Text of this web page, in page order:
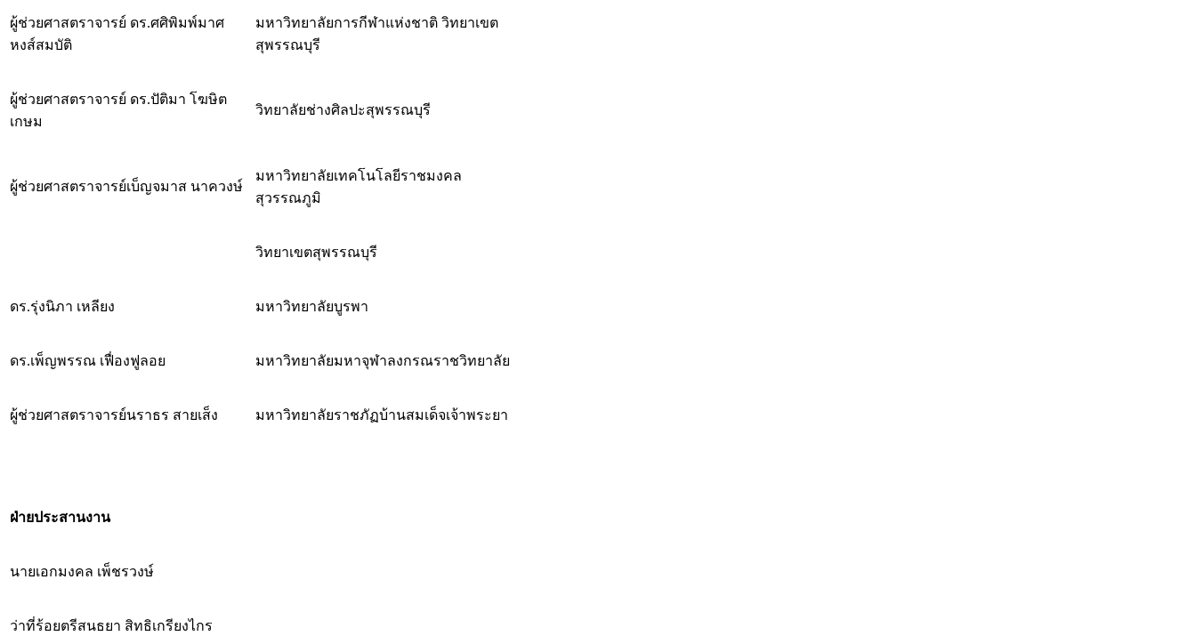
ผู้ช่วยศาสตราจารย์ ดร.ศศิพิมพ์มาศ
หงส์สมบัติ
มหาวิทยาลัยการกีฬาแห่งชาติ วิทยาเขต
สุพรรณบุรี
ผู้ช่วยศาสตราจารย์ ดร.ปัติมา โฆษิต
เกษม
วิทยาลัยช่างศิลปะสุพรรณบุรี
ผู้ช่วยศาสตราจารย์เบ็ญจมาส นาควงษ์
มหาวิทยาลัยเทคโนโลยีราชมงคล
สุวรรณภูมิ
วิทยาเขตสุพรรณบุรี
ดร.รุ่งนิภา เหลียง มหาวิทยาลัยบูรพา
ดร.เพ็ญพรรณ เฟื่องฟูลอย มหาวิทยาลัยมหาจุฬาลงกรณราชวิทยาลัย
ผู้ช่วยศาสตราจารย์นราธร สายเส็ง มหาวิทยาลัยราชภัฏบ้านสมเด็จเจ้าพระยา
ฝ่ายประสานงาน
นายเอกมงคล เพ็ชรวงษ์
ว่าที่ร้อยตรีสนธยา สิทธิเกรียงไกร